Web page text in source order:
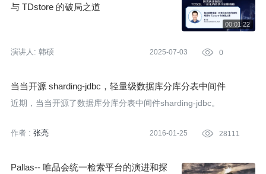
与 TDstore 的破局之道
演讲人: 韩硕 2025-07-03  0
当当开源 sharding-jdbc，轻量级数据库分库分表中间件
近期，当当开源了数据库分库分表中间件sharding-jdbc。
作者 : 张亮 2016-01-25  28111
Pallas-- 唯品会统一检索平台的演进和探